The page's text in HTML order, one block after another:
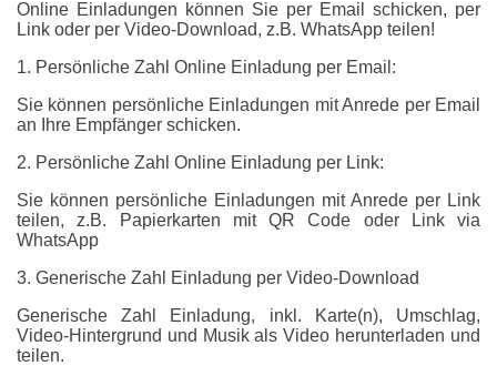
Online Einladungen können Sie per Email schicken, per
Link oder per Video-Download, z.B. WhatsApp teilen!
1. Persönliche Zahl Online Einladung per Email:
Sie können persönliche Einladungen mit Anrede per Email
an Ihre Empfänger schicken.
2. Persönliche Zahl Online Einladung per Link:
Sie können persönliche Einladungen mit Anrede per Link
teilen, z.B. Papierkarten mit QR Code oder Link via
WhatsApp
3. Generische Zahl Einladung per Video-Download
Generische Zahl Einladung, inkl. Karte(n), Umschlag,
Video-Hintergrund und Musik als Video herunterladen und
teilen.